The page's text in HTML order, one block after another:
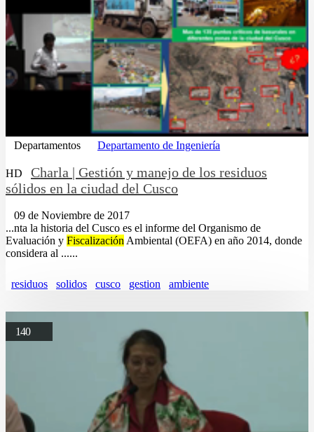
Departamentos Departamento de Ingeniería
HD
Charla | Gestión y manejo de los residuos
sólidos en la ciudad del Cusco
09 de Noviembre de 2017
...nta la historia del Cusco es el informe del Organismo de
Evaluación y Fiscalización Ambiental (OEFA) en año 2014, donde
considera al ......
residuos solidos cusco gestion ambiente
140